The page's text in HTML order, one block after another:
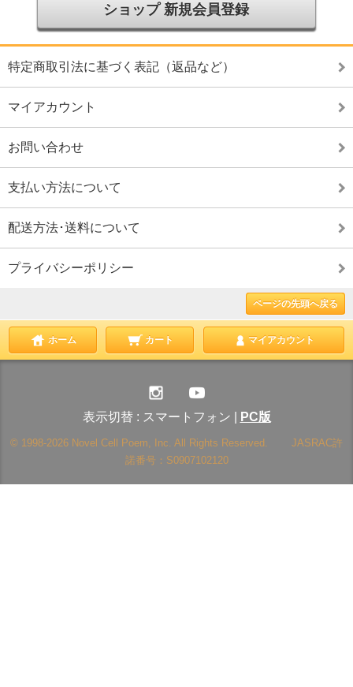
ショップ 新規会員登録
特定商取引法に基づく表記（返品など）
マイアカウント
お問い合わせ
支払い方法について
配送方法･送料について
プライバシーポリシー
ページの先頭へ戻る
ホーム カート マイアカウント
表示切替 : スマートフォン PC版
© 1998-2026 Novel Cell Poem, Inc. All Rights Reserved. JASRAC許
諾番号：S0907102120